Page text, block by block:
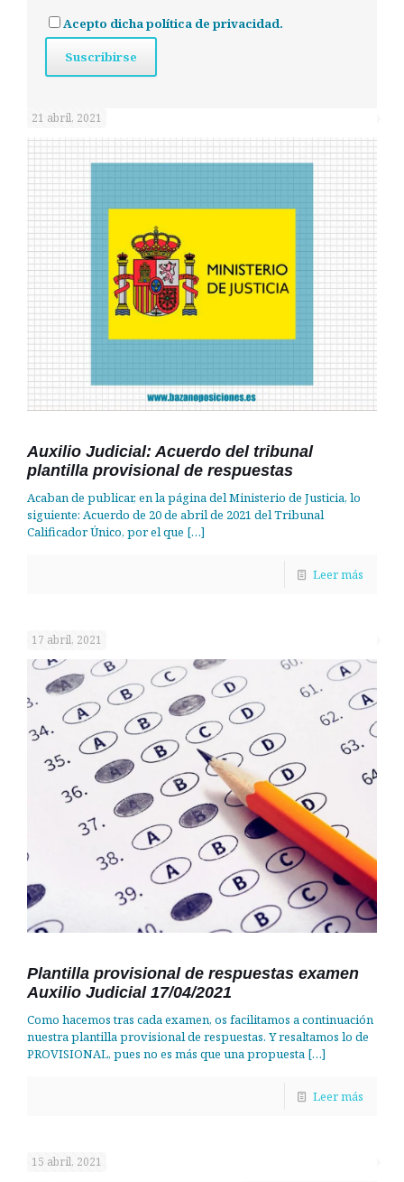
Acepto dicha política de privacidad.
21 abril, 2021
Auxilio Judicial: Acuerdo del tribunal
plantilla provisional de respuestas
Acaban de publicar, en la página del Ministerio de Justicia, lo
siguiente: Acuerdo de 20 de abril de 2021 del Tribunal
Calificador Único, por el que […]
Leer más
17 abril, 2021
Plantilla provisional de respuestas examen
Auxilio Judicial 17/04/2021
Como hacemos tras cada examen, os facilitamos a continuación
nuestra plantilla provisional de respuestas. Y resaltamos lo de
PROVISIONAL, pues no es más que una propuesta […]
Leer más
15 abril, 2021